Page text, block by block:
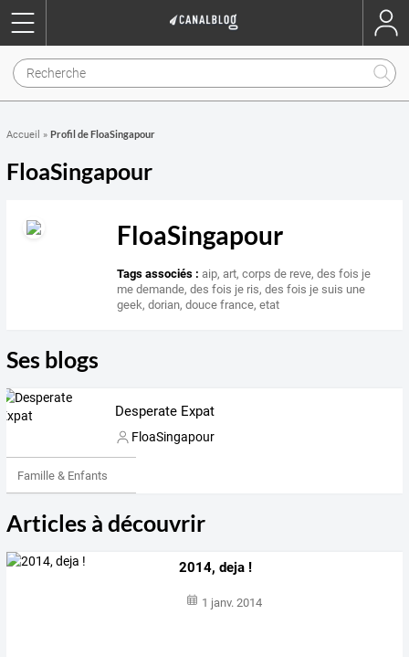
Accueil » Profil de FloaSingapour
FloaSingapour
FloaSingapour
Tags associés : aip,art,corps de reve,des fois je
me demande,des fois je ris,des fois je suis une
geek,dorian,douce france,etat
Ses blogs
Desperate Expat
FloaSingapour
Famille & Enfants
Articles à découvrir
2014, deja !
1 janv. 2014